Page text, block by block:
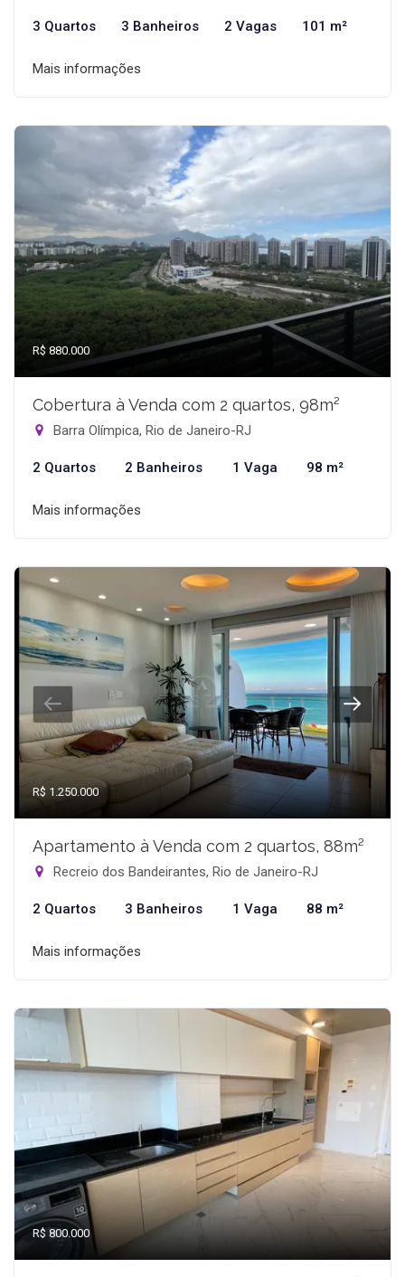
3 Quartos 3 Banheiros 2 Vagas 101 m²
Mais informações
R$ 880.000
Cobertura à Venda com 2 quartos, 98m²
Barra Olímpica, Rio de Janeiro-RJ
2 Quartos 2 Banheiros 1 Vaga 98 m²
Mais informações
R$ 1.250.000
Apartamento à Venda com 2 quartos, 88m²
Recreio dos Bandeirantes, Rio de Janeiro-RJ
2 Quartos 3 Banheiros 1 Vaga 88 m²
Mais informações
R$ 800.000